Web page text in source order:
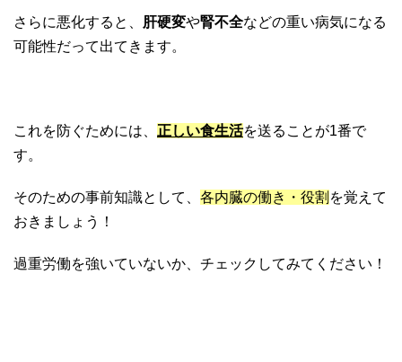
さらに悪化すると、 肝硬変や腎不全などの重い病気になる
可能性だって出てきます。
これを防ぐためには、 正しい食生活を送ることが1番で
す。
そのための事前知識として、 各内臓の働き・役割 を覚えて
おきましょう！
過重労働を強いていないか、チェックしてみてください！